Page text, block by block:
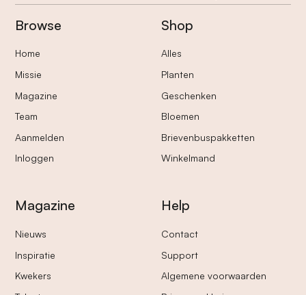
Browse
Home
Missie
Magazine
Team
Aanmelden
Inloggen
Shop
Alles
Planten
Geschenken
Bloemen
Brievenbuspakketten
Winkelmand
Magazine
Nieuws
Inspiratie
Kwekers
Help
Contact
Support
Algemene voorwaarden